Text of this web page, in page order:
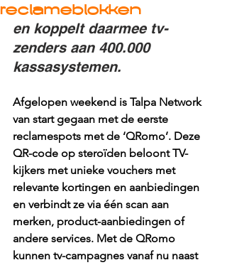
reclameblokken
en koppelt daarmee tv-
zenders aan 400.000
kassasystemen.
Afgelopen weekend is Talpa Network
van start gegaan met de eerste
reclamespots met de ‘QRomo’. Deze
QR-code op steroïden beloont TV-
kijkers met unieke vouchers met
relevante kortingen en aanbiedingen
en verbindt ze via één scan aan
merken, product-aanbiedingen of
andere services. Met de QRomo
kunnen tv-campagnes vanaf nu naast